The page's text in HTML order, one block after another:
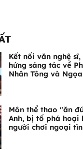
Kết nối văn nghệ
hứng sáng tác về
Nhân Tông và
Môn thể thao "ăn
Anh, bị tố phá hoại
người chơi ngoại